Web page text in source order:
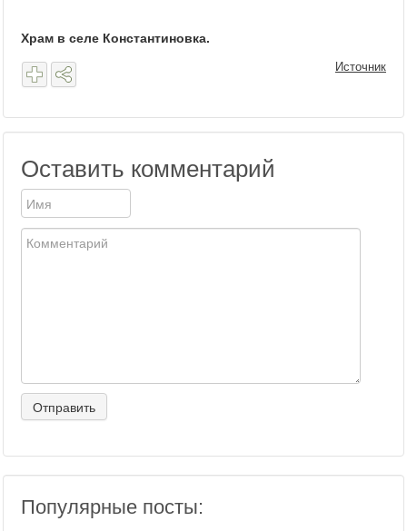
Храм в селе Константиновка.
Источник
Оставить комментарий
Популярные посты: